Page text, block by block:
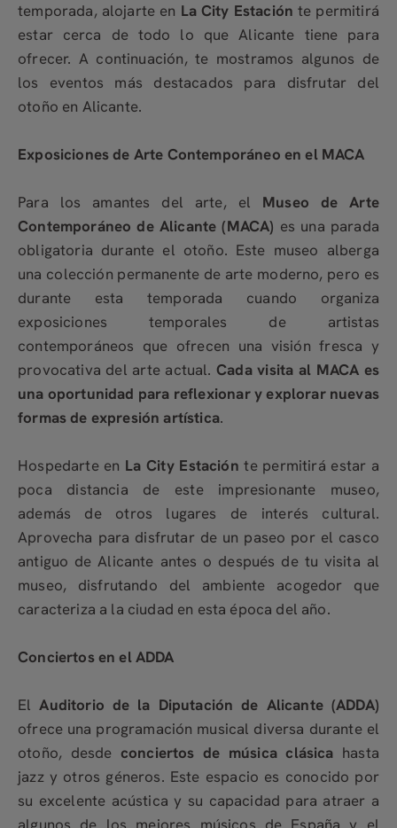
temporada, alojarte en La City Estación te permitirá
estar cerca de todo lo que Alicante tiene para
ofrecer. A continuación, te mostramos algunos de
los eventos más destacados para disfrutar del
otoño en Alicante.
Exposiciones de Arte Contemporáneo en el MACA
Para los amantes del arte, el Museo de Arte
Contemporáneo de Alicante (MACA) es una parada
obligatoria durante el otoño. Este museo alberga
una colección permanente de arte moderno, pero es
durante esta temporada cuando organiza
exposiciones temporales de artistas
contemporáneos que ofrecen una visión fresca y
provocativa del arte actual.Cada visita al MACA es
una oportunidad para reflexionar y explorar nuevas
formas de expresión artística.
Hospedarte en La City Estación te permitirá estar a
poca distancia de este impresionante museo,
además de otros lugares de interés cultural.
Aprovecha para disfrutar de un paseo por el casco
antiguo de Alicante antes o después de tu visita al
museo, disfrutando del ambiente acogedor que
caracteriza a la ciudad en esta época del año.
Conciertos en el ADDA
ElAuditorio de la Diputación de Alicante (ADDA)
ofrece una programación musical diversa durante el
otoño, desde conciertos de música clásica hasta
jazz y otros géneros. Este espacio es conocido por
su excelente acústica y su capacidad para atraer a